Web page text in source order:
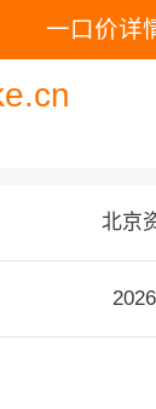
一口价详
北京